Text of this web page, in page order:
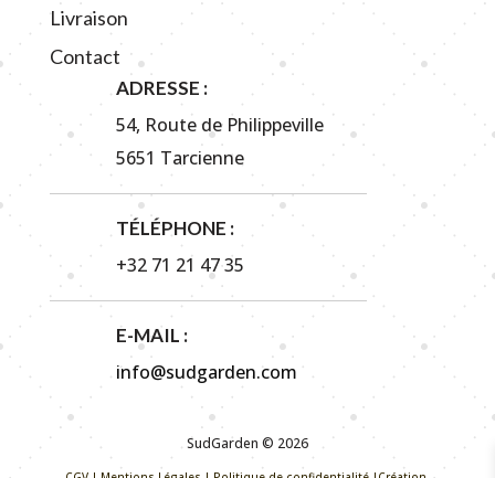
Livraison
Contact
ADRESSE :
54, Route de Philippeville
5651 Tarcienne
TÉLÉPHONE :
+32 71 21 47 35
E-MAIL :
info@sudgarden.com
SudGarden © 2026